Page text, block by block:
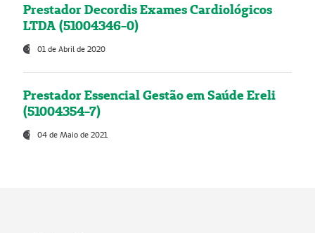
Prestador Decordis Exames Cardiológicos
LTDA (51004346-0)
01 de Abril de 2020
Prestador Essencial Gestão em Saúde Ereli
(51004354-7)
04 de Maio de 2021